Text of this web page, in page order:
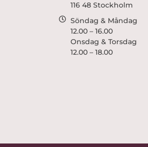
116 48 Stockholm
Söndag & Måndag
12.00 – 16.00
Onsdag & Torsdag
12.00 – 18.00